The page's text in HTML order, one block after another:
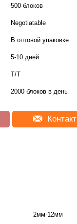
500 блоков
Negotiatable
В оптовой упаковке
5-10 дней
Т/Т
2000 блоков в день
Контакт
2мм-12мм